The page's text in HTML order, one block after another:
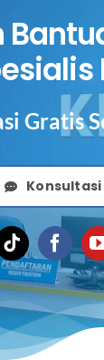
Gratis